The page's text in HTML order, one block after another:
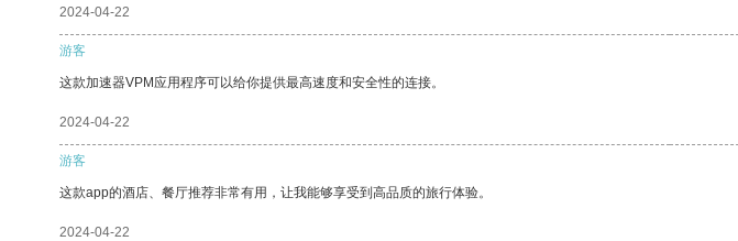
2024-04-22
游客
这款加速器VPM应用程序可以给你提供最高速度和安全性的连接。
2024-04-22
游客
这款app的酒店、餐厅推荐非常有用，让我能够享受到高品质的旅行体验。
2024-04-22